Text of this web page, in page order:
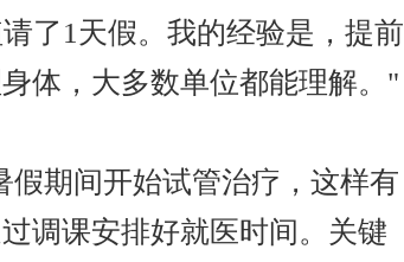
了1天假。我的经验是，提前
体，大多数单位都能理解。"
期间开始试管治疗，这样有
调课安排好就医时间。关键